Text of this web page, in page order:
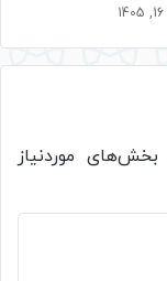
بخش‌های موردنیاز